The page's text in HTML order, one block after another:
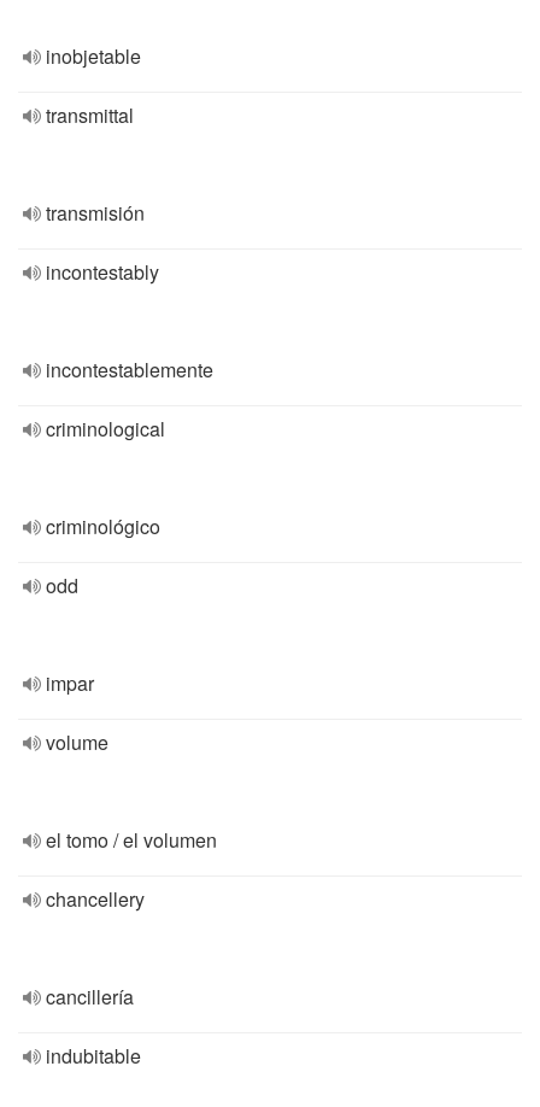
inobjetable
transmittal
transmisión
incontestably
incontestablemente
criminological
criminológico
odd
impar
volume
el tomo / el volumen
chancellery
cancillería
indubitable